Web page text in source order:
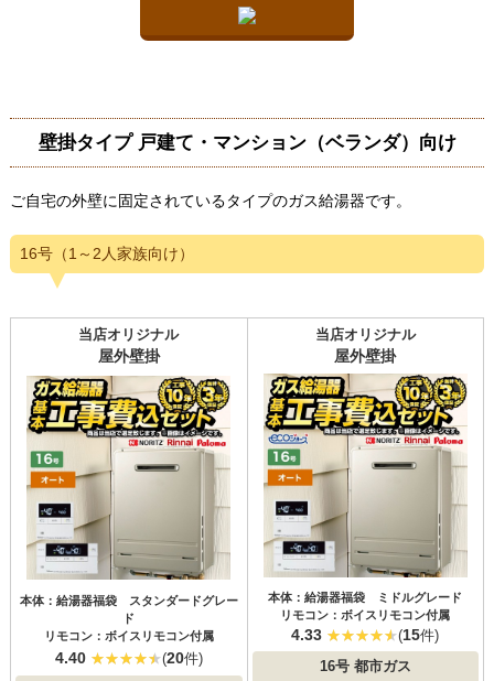
壁掛タイプ 戸建て・マンション（ベランダ）向け
ご自宅の外壁に固定されているタイプのガス給湯器です。
16号（1～2人家族向け）
当店オリジナル
屋外壁掛
本体：給湯器福袋 スタンダードグレー
ド
リモコン：ボイスリモコン付属
4.40 (20件)
当店オリジナル
屋外壁掛
本体：給湯器福袋 ミドルグレード
リモコン：ボイスリモコン付属
4.33 (15件)
16号都市ガス